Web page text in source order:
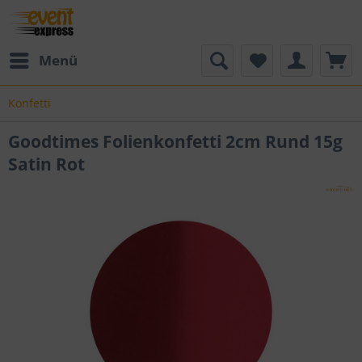
Menü
Konfetti
Goodtimes Folienkonfetti 2cm Rund 15g
Satin Rot